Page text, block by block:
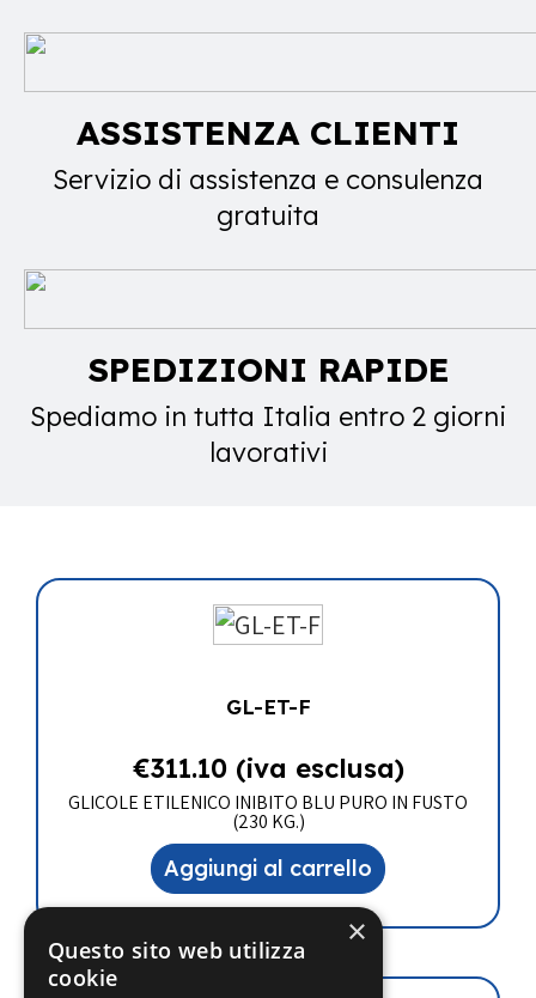
ASSISTENZA CLIENTI
Servizio di assistenza e consulenza
gratuita
SPEDIZIONI RAPIDE
Spediamo in tutta Italia entro 2 giorni
lavorativi
Aggiungi al carrello
GL-ET-F
€311.10(iva esclusa)
GLICOLE ETILENICO INIBITO BLU PURO IN FUSTO
(230 KG.)
×
Questo sito web utilizza
cookie